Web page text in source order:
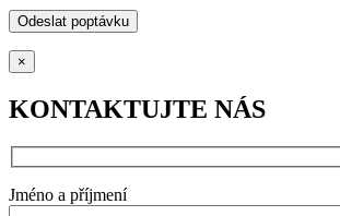
×
KONTAKTUJTE NÁS
Jméno a příjmení